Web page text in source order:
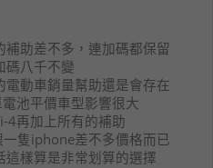
助差不多，連加碼都保留
碼八千不變
電動車銷量幫助還是會存在
池平價車型影響很大
4再加上所有的補助
隻iphone差不多價格而已
樣算是非常划算的選擇